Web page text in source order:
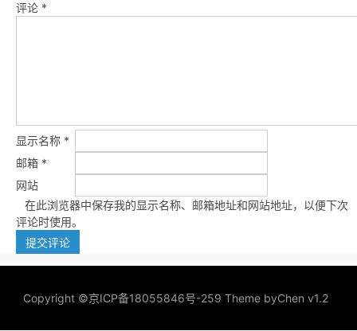
评论 *
显示名称 *
邮箱 *
网站
在此浏览器中保存我的显示名称、邮箱地址和网站地址，以便下次
评论时使用。
Copyright ©京ICP备18055846号-259 Theme byChen v1.2